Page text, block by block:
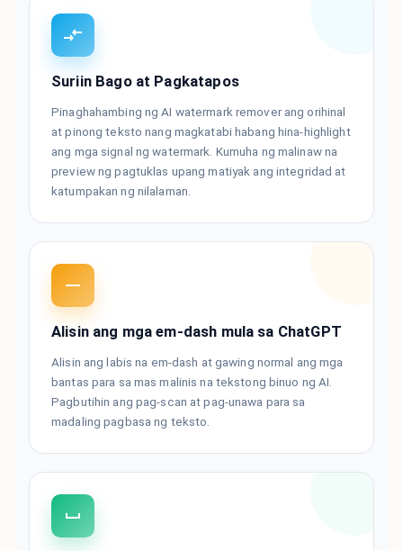
Suriin Bago at Pagkatapos
Pinaghahambing ng AI watermark remover ang orihinal
at pinong teksto nang magkatabi habang hina-highlight
ang mga signal ng watermark. Kumuha ng malinaw na
preview ng pagtuklas upang matiyak ang integridad at
katumpakan ng nilalaman.
Alisin ang mga em-dash mula sa ChatGPT
Alisin ang labis na em-dash at gawing normal ang mga
bantas para sa mas malinis na tekstong binuo ng AI.
Pagbutihin ang pag-scan at pag-unawa para sa
madaling pagbasa ng teksto.